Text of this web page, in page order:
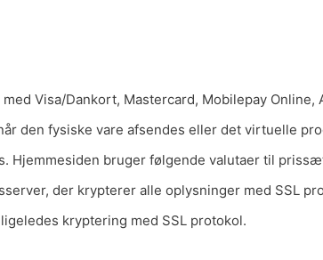
Visa/Dankort, Mastercard, Mobilepay Online,
den fysiske vare afsendes eller det virtuelle
Hjemmesiden bruger følgende valutaer til
der krypterer alle oplysninger med SSL
kryptering med SSL protokol.